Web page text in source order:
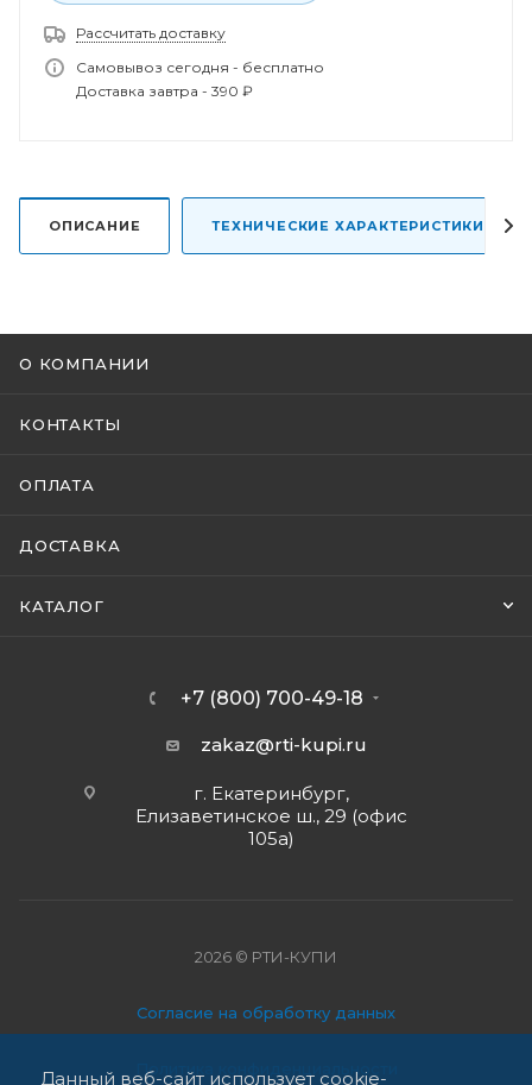
Рассчитать доставку
Самовывоз сегодня - бесплатно
Доставка завтра - 390 ₽
ОПИСАНИЕ ТЕХНИЧЕСКИЕ ХАРАКТЕРИСТИКИ
О КОМПАНИИ
КОНТАКТЫ
ОПЛАТА
ДОСТАВКА
КАТАЛОГ
+7 (800) 700-49-18
zakaz@rti-kupi.ru
г. Екатеринбург,
Елизаветинское ш., 29 (офис
105а)
2026 © РТИ-КУПИ
Согласие на обработку данных
Политика конфиденциальности
Спасибо за заказ!
Данный веб-сайт использует cookie-